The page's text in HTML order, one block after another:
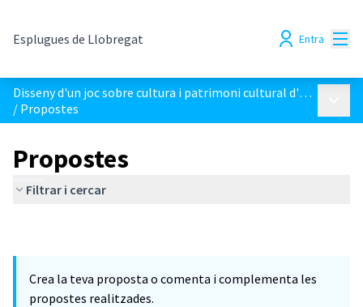
Esplugues de Llobregat Entra
Disseny d'un joc sobre cultura i patrimoni cultural d'Esplugues
/ Propostes
Propostes
Filtrar i cercar
Crea la teva proposta o comenta i complementa les
propostes realitzades.